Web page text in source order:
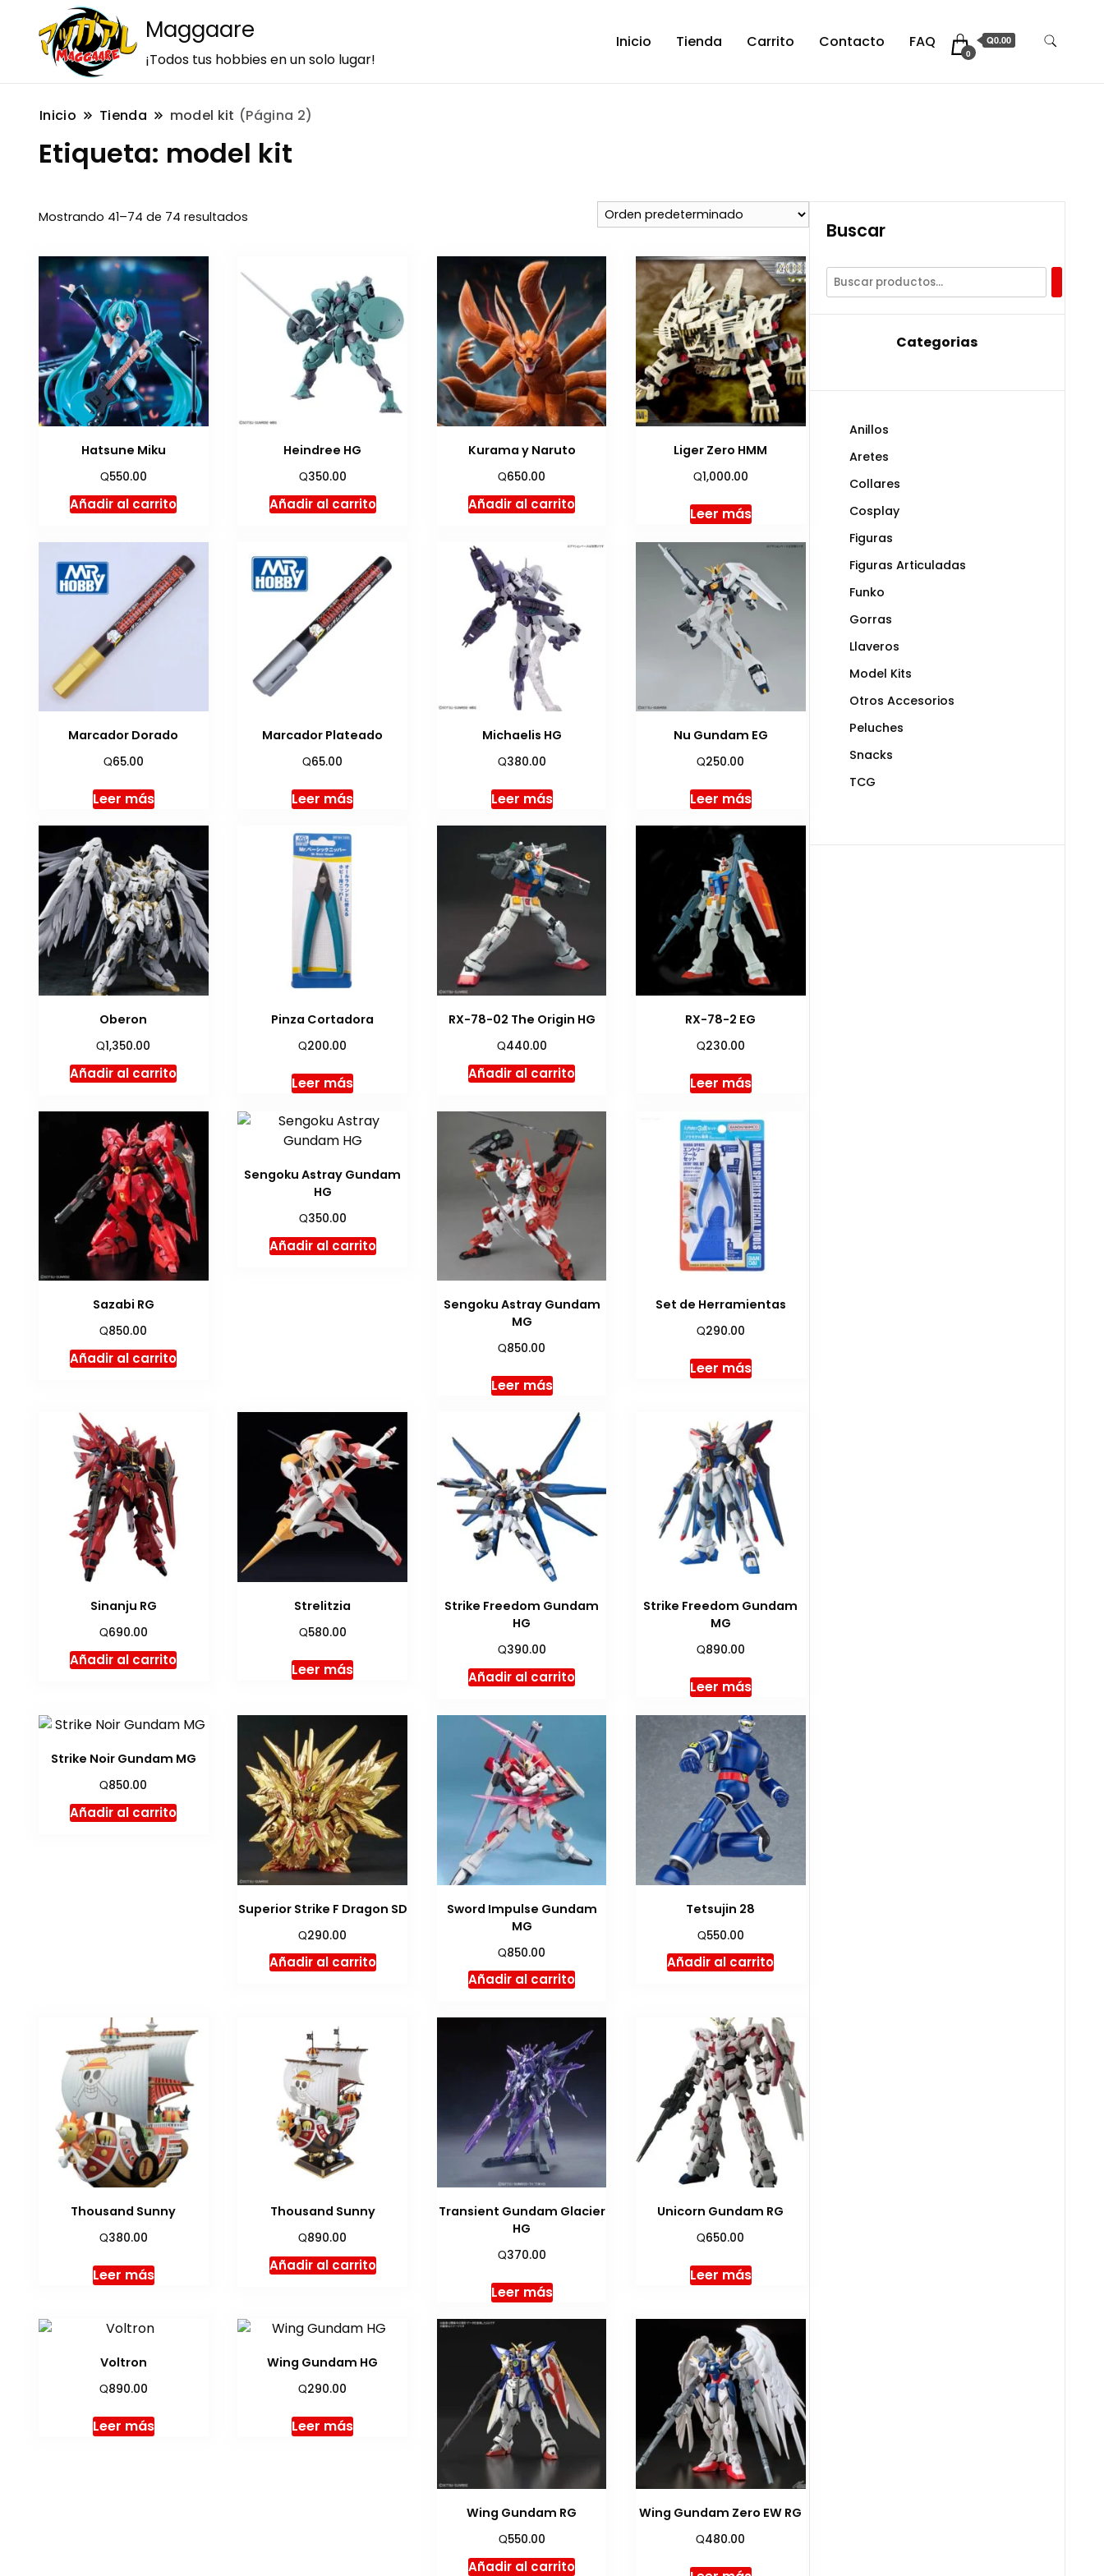
Maggaare
¡Todos tus hobbies en un solo lugar!
Inicio Tienda Carrito Contacto FAQ
0
Q0.00
Inicio Tienda model kit (Página 2)
Etiqueta: model kit
Mostrando 41–74 de 74 resultados
Hatsune Miku
Q550.00
Añadir al carrito
Heindree HG
Q350.00
Añadir al carrito
Kurama y Naruto
Q650.00
Añadir al carrito
Liger Zero HMM
Q1,000.00
Leer más
Marcador Dorado
Q65.00
Leer más
Marcador Plateado
Q65.00
Leer más
Michaelis HG
Q380.00
Leer más
Nu Gundam EG
Q250.00
Leer más
Oberon
Q1,350.00
Añadir al carrito
Pinza Cortadora
Q200.00
Leer más
RX-78-02 The Origin HG
Q440.00
Añadir al carrito
RX-78-2 EG
Q230.00
Leer más
Sazabi RG
Q850.00
Añadir al carrito
Sengoku Astray Gundam
HG
Q350.00
Añadir al carrito
Sengoku Astray Gundam
MG
Q850.00
Leer más
Set de Herramientas
Q290.00
Leer más
Sinanju RG
Q690.00
Añadir al carrito
Strelitzia
Q580.00
Leer más
Strike Freedom Gundam
HG
Q390.00
Añadir al carrito
Strike Freedom Gundam
MG
Q890.00
Leer más
Strike Noir Gundam MG
Q850.00
Añadir al carrito
Superior Strike F Dragon SD
Q290.00
Añadir al carrito
Sword Impulse Gundam
MG
Q850.00
Añadir al carrito
Tetsujin 28
Q550.00
Añadir al carrito
Thousand Sunny
Q380.00
Leer más
Thousand Sunny
Q890.00
Añadir al carrito
Transient Gundam Glacier
HG
Q370.00
Leer más
Unicorn Gundam RG
Q650.00
Leer más
Voltron
Q890.00
Leer más
Wing Gundam HG
Q290.00
Leer más
Wing Gundam RG
Q550.00
Añadir al carrito
Wing Gundam Zero EW RG
Q480.00
Buscar
Categorias
Anillos
Aretes
Collares
Cosplay
Figuras
Figuras Articuladas
Funko
Gorras
Llaveros
Model Kits
Otros Accesorios
Peluches
Snacks
TCG